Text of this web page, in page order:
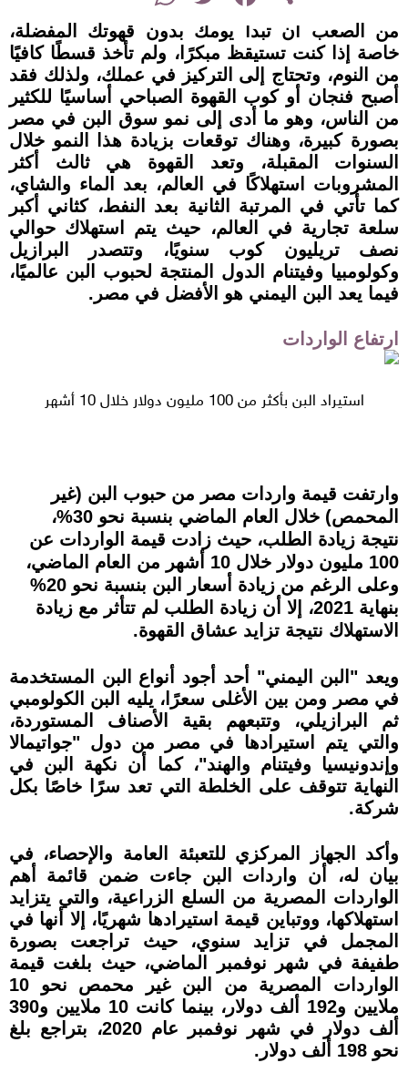
من الصعب أن تبدأ يومك بدون قهوتك المفضلة،
خاصة إذا كنت تستيقظ مبكرًا، ولم تأخذ قسطًا كافيًا
من النوم، وتحتاج إلى التركيز في عملك، ولذلك فقد
أصبح فنجان أو كوب القهوة الصباحي أساسيًا للكثير
من الناس، وهو ما أدى إلى نمو سوق البن في مصر
بصورة كبيرة، وهناك توقعات بزيادة هذا النمو خلال
السنوات المقبلة، وتعد القهوة هي ثالث أكثر
المشروبات استهلاكًا في العالم، بعد الماء والشاي،
كما تأتي في المرتبة الثانية بعد النفط، كثاني أكبر
سلعة تجارية في العالم، حيث يتم استهلاك حوالي
نصف تريليون كوب سنويًا، وتتصدر البرازيل
وكولومبيا وفيتنام الدول المنتجة لحبوب البن عالميًا،
فيما يعد البن اليمني هو الأفضل في مصر.
ارتفاع الواردات
استيراد البن بأكثر من 100 مليون دولار خلال 10 أشهر
وارتفت قيمة واردات مصر من حبوب البن (غير
المحمص) خلال العام الماضي بنسبة نحو 30%،
نتيجة زيادة الطلب، حيث زادت قيمة الواردات عن
100 مليون دولار خلال 10 أشهر من العام الماضي،
وعلى الرغم من زيادة أسعار البن بنسبة نحو 20%
بنهاية 2021، إلا أن زيادة الطلب لم تتأثر مع زيادة
الاستهلاك نتيجة تزايد عشاق القهوة.
ويعد "البن اليمني" أحد أجود أنواع البن المستخدمة
في مصر ومن بين الأغلى سعرًا، يليه البن الكولومبي
ثم البرازيلي، وتتبعهم بقية الأصناف المستوردة،
والتي يتم استيرادها في مصر من دول "جواتيمالا
وإندونيسيا وفيتنام والهند"، كما أن نكهة البن في
النهاية تتوقف على الخلطة التي تعد سرًا خاصًا بكل
شركة.
وأكد الجهاز المركزي للتعبئة العامة والإحصاء، في
بيان له، أن واردات البن جاءت ضمن قائمة أهم
الواردات المصرية من السلع الزراعية، والتي يتزايد
استهلاكها، ووتباين قيمة استيرادها شهريًا، إلا أنها في
المجمل في تزايد سنوي، حيث تراجعت بصورة
طفيفة في شهر نوفمبر الماضي، حيث بلغت قيمة
الواردات المصرية من البن غير محمص نحو 10
ملايين و192 ألف دولار، بينما كانت 10 ملايين و390
ألف دولار في شهر نوفمبر عام 2020، بتراجع بلغ
نحو 198 ألف دولار.